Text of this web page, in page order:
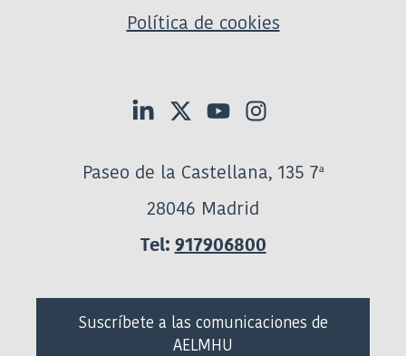
Política de cookies
Paseo de la Castellana, 135 7ª
28046 Madrid
Tel: 917906800
Suscríbete a las comunicaciones de
AELMHU